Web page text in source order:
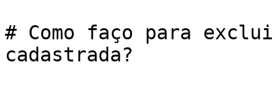
# Como faço para
cadastrada?